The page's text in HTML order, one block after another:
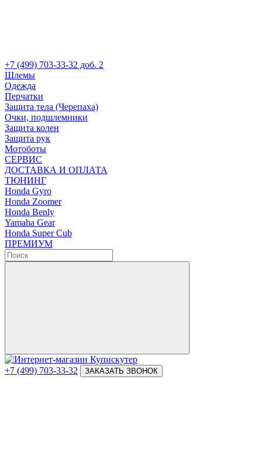
+7 (499) 703-33-32 доб. 2
Шлемы
Одежда
Перчатки
Защита тела (Черепаха)
Очки, подшлемники
Защита колен
Защита рук
Мотоботы
СЕРВИС
ДОСТАВКА И ОПЛАТА
ТЮНИНГ
Honda Gyro
Honda Zoomer
Honda Benly
Yamaha Gear
Honda Super Cub
ПРЕМИУМ
+7 (499) 703-33-32 ЗАКАЗАТЬ ЗВОНОК